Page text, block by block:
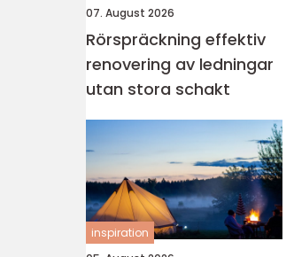
07. August 2026
Rörspräckning effektiv
renovering av ledningar
utan stora schakt
inspiration